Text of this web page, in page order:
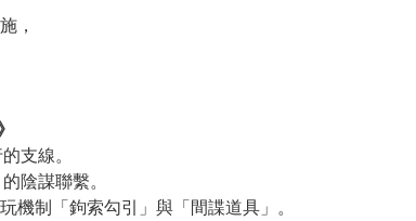
，
支線。
陰謀聯繫。
機制「鉤索勾引」與「間諜道具」。